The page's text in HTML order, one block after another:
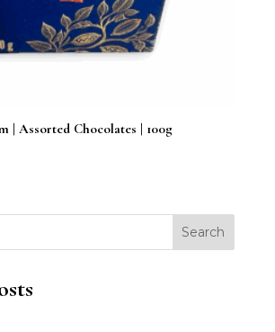
| Assorted Chocolates | 100g
Search